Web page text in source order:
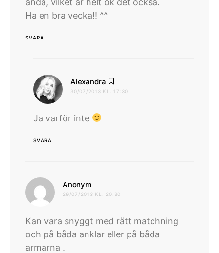
Ha en bra vecka!! ^^
SVARA
Alexandra
30/07/2013 KL. 17:30
Ja varför inte
SVARA
Anonymskriver:
29/07/2013 KL. 20:30
Kan vara snyggt med rätt matchning
och på båda anklar eller på båda
armarna .